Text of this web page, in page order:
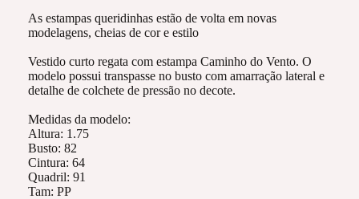
As estampas queridinhas estão de volta em novas
modelagens, cheias de cor e estilo
Vestido curto regata com estampa Caminho do Vento. O
modelo possui transpasse no busto com amarração lateral e
detalhe de colchete de pressão no decote.
Medidas da modelo:
Altura: 1.75
Busto: 82
Cintura: 64
Quadril: 91
Tam: PP